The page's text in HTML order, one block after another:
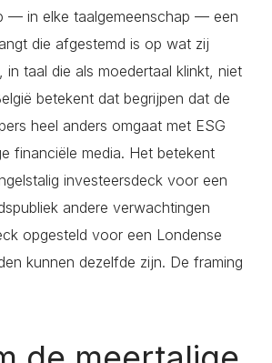
— in elke taalgemeenschap — een
die afgestemd is op wat zij
in taal die als moedertaal klinkt, niet
betekent dat begrijpen dat de
heel anders omgaat met ESG
financiële media. Het betekent
investeersdeck voor een
andere verwachtingen
opgesteld voor een Londense
kunnen dezelfde zijn. De framing